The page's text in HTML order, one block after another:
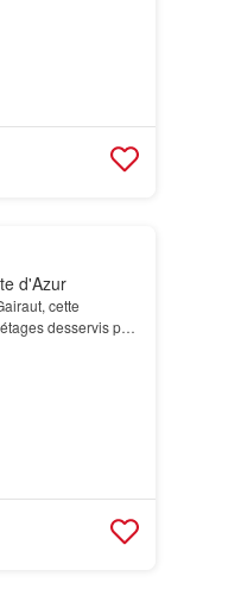
d'Azur
cette
desservis par